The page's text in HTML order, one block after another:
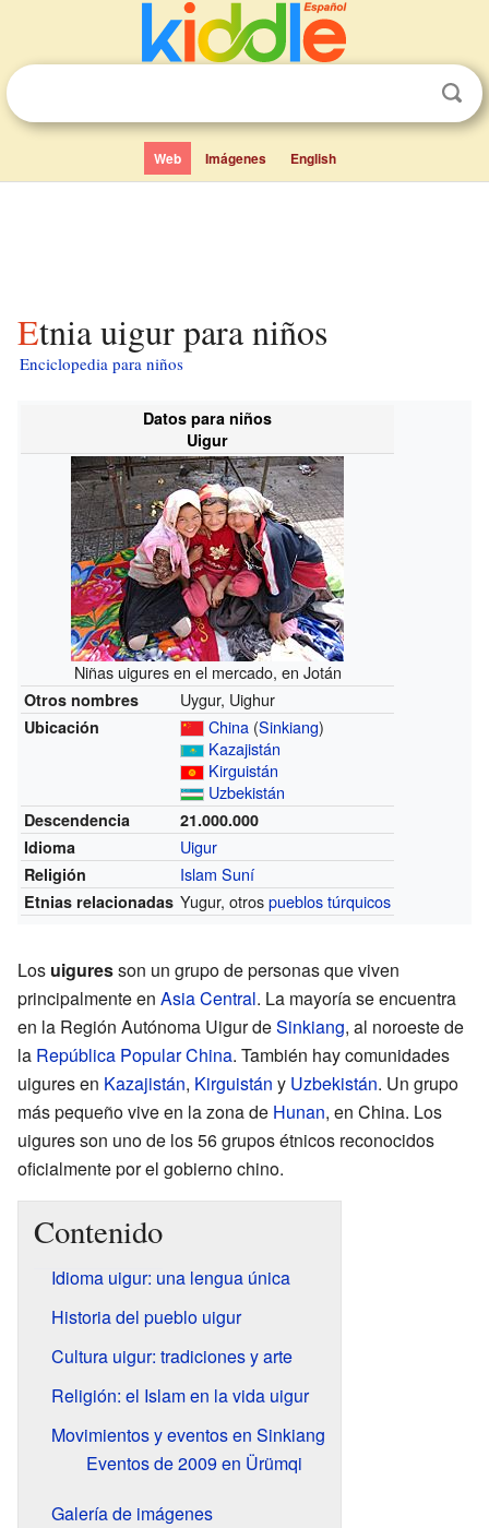
Web Imágenes English
Etnia uigur para niños
Enciclopedia para niños
Datos para niños
Uigur
Niñas uigures en el mercado, en Jotán
Otros nombres Uygur, Uighur
Ubicación China (Sinkiang)
Kazajistán
Kirguistán
Uzbekistán
Descendencia
21.000.000
Idioma
Uigur
Religión Islam Suní
Etnias relacionadas Yugur, otrospueblos túrquicos
Los uiguresson un grupo de personas que viven
principalmente en Asia Central. La mayoría se encuentra
en la Región Autónoma Uigur deSinkiang, al noroeste de
la República Popular China. También hay comunidades
uigures en Kazajistán, Kirguistán y Uzbekistán. Un grupo
más pequeño vive en la zona de Hunan, en China. Los
uigures son uno de los 56 grupos étnicos reconocidos
oficialmente por el gobierno chino.
Contenido
Idioma uigur: una lengua única
Historia del pueblo uigur
Cultura uigur: tradiciones y arte
Religión: el Islam en la vida uigur
Movimientos y eventos en Sinkiang
Eventos de 2009 en Ürümqi
Galería de imágenes